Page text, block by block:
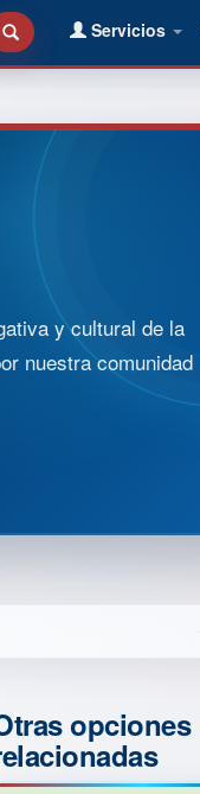
Servicios
y cultural de la
nuestra comunidad
opciones